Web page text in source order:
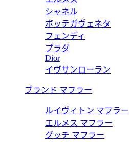
シャネル
ボッテガヴェネタ
フェンディ
プラダ
Dior
イヴサンローラン
ブランド マフラー
ルイヴィトン マフラー
エルメス マフラー
グッチ マフラー